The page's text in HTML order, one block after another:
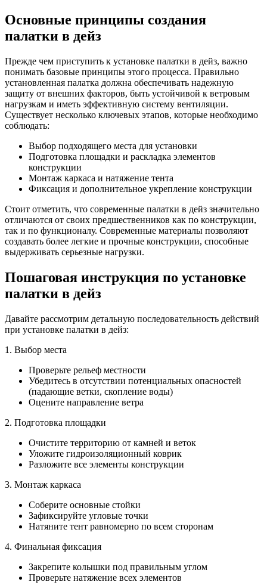
Основные принципы создания
палатки в дейз
Прежде чем приступить к установке палатки в дейз, важно
понимать базовые принципы этого процесса. Правильно
установленная палатка должна обеспечивать надежную
защиту от внешних факторов, быть устойчивой к ветровым
нагрузкам и иметь эффективную систему вентиляции.
Существует несколько ключевых этапов, которые необходимо
соблюдать:
Выбор подходящего места для установки
Подготовка площадки и раскладка элементов
конструкции
Монтаж каркаса и натяжение тента
Фиксация и дополнительное укрепление конструкции
Стоит отметить, что современные палатки в дейз значительно
отличаются от своих предшественников как по конструкции,
так и по функционалу. Современные материалы позволяют
создавать более легкие и прочные конструкции, способные
выдерживать серьезные нагрузки.
Пошаговая инструкция по установке
палатки в дейз
Давайте рассмотрим детальную последовательность действий
при установке палатки в дейз:
1. Выбор места
Проверьте рельеф местности
Убедитесь в отсутствии потенциальных опасностей
(падающие ветки, скопление воды)
Оцените направление ветра
2. Подготовка площадки
Очистите территорию от камней и веток
Уложите гидроизоляционный коврик
Разложите все элементы конструкции
3. Монтаж каркаса
Соберите основные стойки
Зафиксируйте угловые точки
Натяните тент равномерно по всем сторонам
4. Финальная фиксация
Закрепите колышки под правильным углом
Проверьте натяжение всех элементов